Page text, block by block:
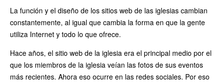
La función y el diseño de los sitios web de las iglesias cambian
constantemente, al igual que cambia la forma en que la gente
utiliza Internet y todo lo que ofrece.
Hace años, el sitio web de la iglesia era el principal medio por el
que los miembros de la iglesia veían las fotos de sus eventos
más recientes. Ahora eso ocurre en las redes sociales. Por eso